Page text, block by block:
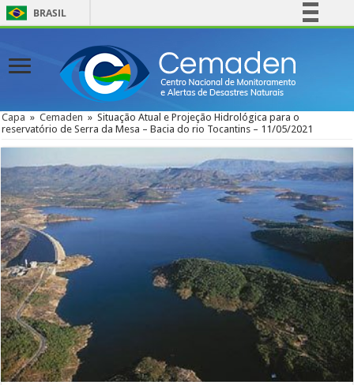
BRASIL
Comunica BR
Participe
Acesso à informação
Legislação
Canais
Capa » Cemaden » Situação Atual e Projeção Hidrológica para o
reservatório de Serra da Mesa – Bacia do rio Tocantins – 11/05/2021